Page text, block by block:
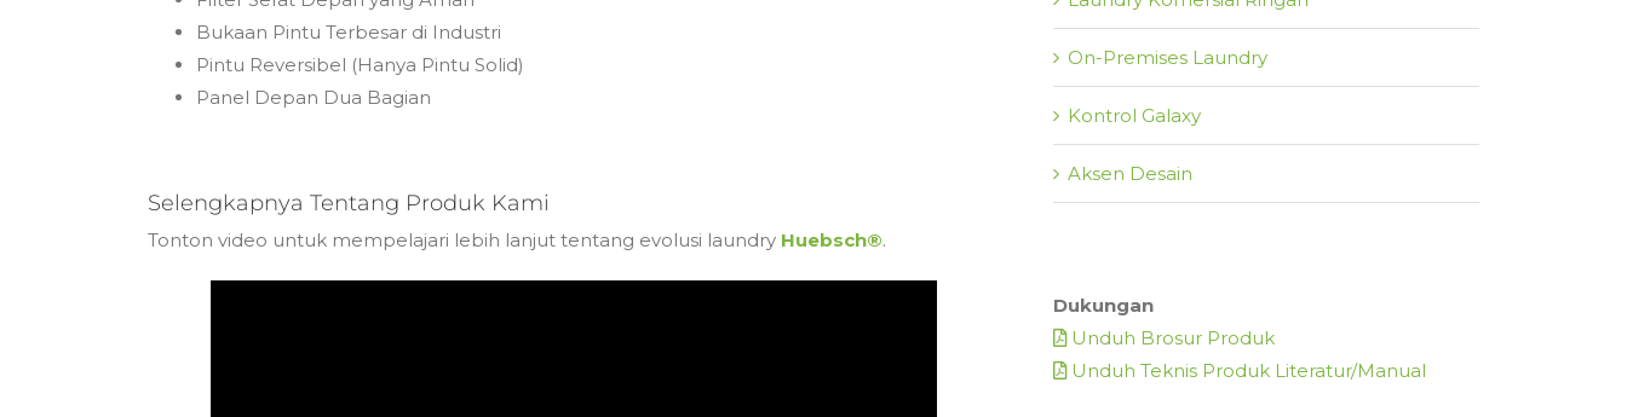
Bukaan Pintu Terbesar di Industri
Pintu Reversibel (Hanya Pintu Solid)
Panel Depan Dua Bagian
Selengkapnya Tentang Produk Kami
Tonton video untuk mempelajari lebih lanjut tentang evolusi laundry Huebsch®.
On-Premises Laundry
Kontrol Galaxy
Aksen Desain
Dukungan
Unduh Brosur Produk
Unduh Teknis Produk Literatur/Manual